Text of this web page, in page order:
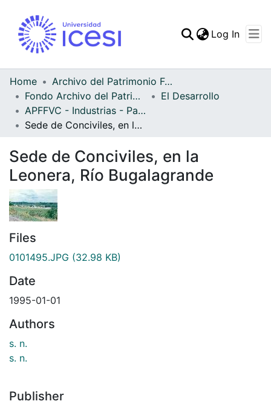
Statistics
Log In
Home
Archivo del Patrimonio Fotográfico y Fílmico del Valle del Cauca
Fondo Archivo del Patrimonio Fotográfico y Fílmico del Valle del Cauca
El Desarrollo
APFFVC - Industrias - Patrimonial
Sede de Conciviles, en la Leonera, Río Bugalagrande
Sede de Conciviles, en la
Leonera, Río Bugalagrande
Files
0101495.JPG (32.98 KB)
Date
1995-01-01
Authors
s. n.
s. n.
Publisher